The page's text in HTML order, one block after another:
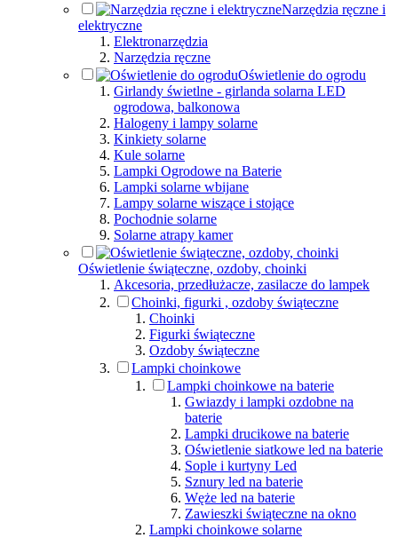
Narzędzia ręczne i
elektryczne
Elektronarzędzia
Narzędzia ręczne
Oświetlenie do ogrodu
Girlandy świetlne - girlanda solarna LED
ogrodowa, balkonowa
Halogeny i lampy solarne
Kinkiety solarne
Kule solarne
Lampki Ogrodowe na Baterie
Lampki solarne wbijane
Lampy solarne wiszące i stojące
Pochodnie solarne
Solarne atrapy kamer
Oświetlenie świąteczne, ozdoby, choinki
Akcesoria, przedłużacze, zasilacze do lampek
Choinki, figurki , ozdoby świąteczne
Choinki
Figurki świąteczne
Ozdoby świąteczne
Lampki choinkowe
Lampki choinkowe na baterie
Gwiazdy i lampki ozdobne na
baterie
Lampki drucikowe na baterie
Oświetlenie siatkowe led na baterie
Sople i kurtyny Led
Sznury led na baterie
Węże led na baterie
Zawieszki świąteczne na okno
Lampki choinkowe solarne